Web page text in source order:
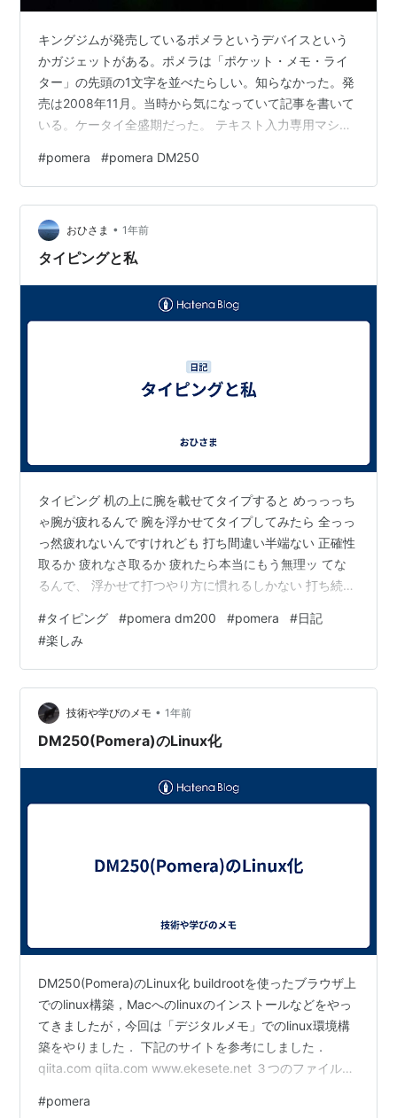
キングジムが発売しているポメラというデバイスという
かガジェットがある。ポメラは「ポケット・メモ・ライ
ター」の先頭の1文字を並べたらしい。知らなかった。発
売は2008年11月。当時から気になっていて記事を書いて
いる。ケータイ全盛期だった。 テキスト入力専用マシン
仕組みが楽しそうだったので、早々に購入した。 ポメラ
入手 - 文書生活 : TEXT LIFE 仕事やプライベートのメモ
マシンとして使っていたが、特徴である開閉式のキーボ
ードは膝上で使うには安定性が無かった。加えてインタ
ーネット時代になってきたので、ネット接続や他のデバ
#pomera #pomera DM250
おひさま • 1年前
タイピングと私
タイピング 机の上に腕を載せてタイプすると めっっっち
ゃ腕が疲れるんで 腕を浮かせてタイプしてみたら 全っっ
っ然疲れないんですけれども 打ち間違い半端ない 正確性
取るか 疲れなさ取るか 疲れたら本当にもう無理ッ てな
るんで、 浮かせて打つやり方に慣れるしかない 打ち続け
ログも今度から腕を浮かせて打ちます 久々に昨日
pomera起動してみて リアルフォースに比したらやっぱ
り打ちづらいですけれども 折角pomeraあるんだったら
持ち歩いて色々な所で打ちたいですなぁ 私の持っている
pomeraは一番新しいタイプのpomeraの一代前です 一番
新…
#タイピング #pomera dm200 #pomera #日記
#楽しみ
技術や学びのメモ • 1年前
DM250(Pomera)のLinux化
DM250(Pomera)のLinux化 buildrootを使ったブラウザ上
でのlinux構築，Macへのlinuxのインストールなどをやっ
てきましたが，今回は「デジタルメモ」でのlinux環境構
築をやりました． 下記のサイトを参考にしました．
qiita.com qiita.com www.ekesete.net ３つのファイルを
DM200_DM250_emmc_backup_restore_v0.2.zip を展開
#pomera